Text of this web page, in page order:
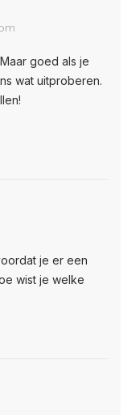
goed als je
wat uitproberen.
je er een
wist je welke